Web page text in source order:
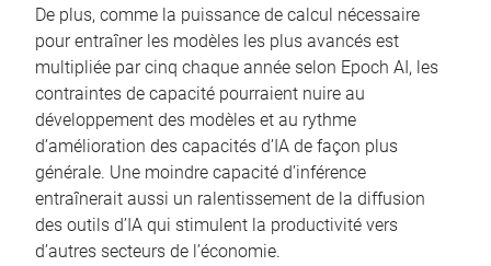
De plus, comme la puissance de calcul nécessaire
pour entraîner les modèles les plus avancés est
multipliée par cinq chaque année selon Epoch AI, les
contraintes de capacité pourraient nuire au
développement des modèles et au rythme
d’amélioration des capacités d’IA de façon plus
générale. Une moindre capacité d’inférence
entraînerait aussi un ralentissement de la diffusion
des outils d’IA qui stimulent la productivité vers
d’autres secteurs de l’économie.